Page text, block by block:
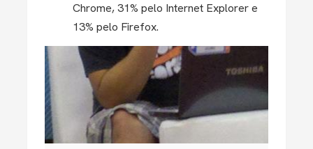
Chrome, 31% pelo Internet Explorer e
13% pelo Firefox.